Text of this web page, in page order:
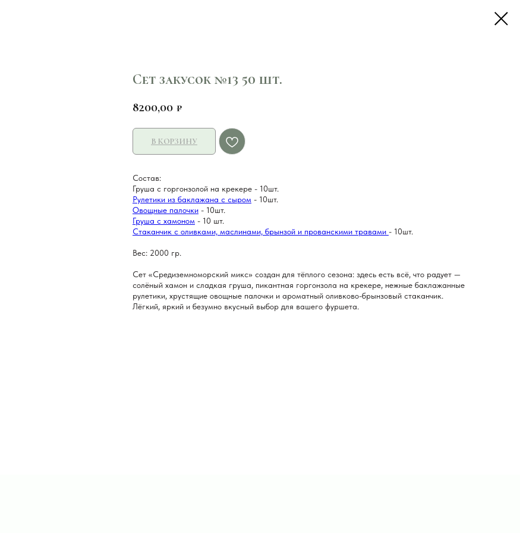
Сет закусок №13 50 шт.
8200,00 ₽
В КОРЗИНУ
Состав:
Груша с горгонзолой на крекере - 10шт.
Рулетики из баклажана с сыром - 10шт.
Овощные палочки - 10шт.
Груша с хамоном - 10 шт.
Стаканчик с оливками, маслинами, брынзой и прованскими травами - 10шт.
Вес: 2000 гр.
Сет «Средиземноморский микс» создан для тёплого сезона: здесь есть всё, что радует —
солёный хамон и сладкая груша, пикантная горгонзола на крекере, нежные баклажанные
рулетики, хрустящие овощные палочки и ароматный оливково-брынзовый стаканчик.
Лёгкий, яркий и безумно вкусный выбор для вашего фуршета.